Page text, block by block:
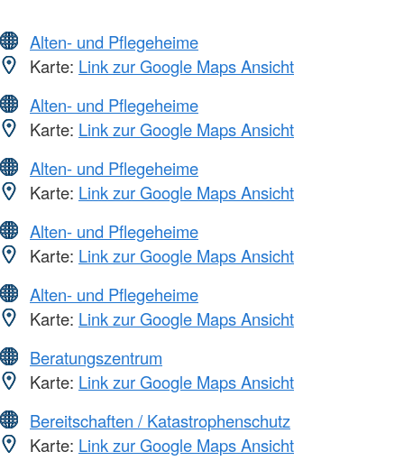
Alten- und Pflegeheime
Karte: Link zur Google Maps Ansicht
Alten- und Pflegeheime
Karte: Link zur Google Maps Ansicht
Alten- und Pflegeheime
Karte: Link zur Google Maps Ansicht
Alten- und Pflegeheime
Karte: Link zur Google Maps Ansicht
Alten- und Pflegeheime
Karte: Link zur Google Maps Ansicht
Beratungszentrum
Karte: Link zur Google Maps Ansicht
Bereitschaften / Katastrophenschutz
Karte: Link zur Google Maps Ansicht